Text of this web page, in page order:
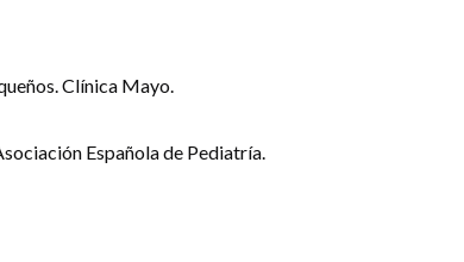
Clínica Mayo.
Española de Pediatría.